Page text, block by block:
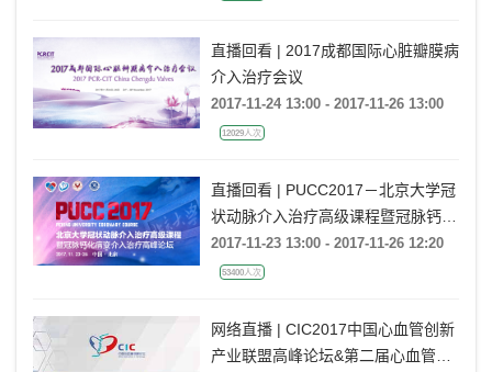
直播回看 | 2017成都国际心脏瓣膜病
介入治疗会议
2017-11-24 13:00 - 2017-11-26 13:00
12029人次
直播回看 | PUCC2017－北京大学冠
状动脉介入治疗高级课程暨冠脉钙化
病变介入治疗高峰论坛
2017-11-23 13:00 - 2017-11-26 12:20
53400人次
网络直播 | CIC2017中国心血管创新
产业联盟高峰论坛&第二届心血管创